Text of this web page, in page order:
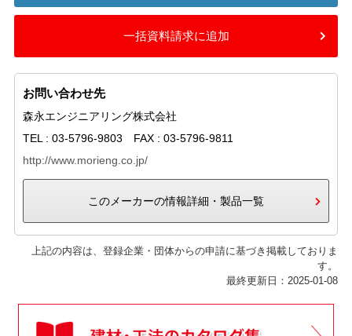
一括資料請求に追加
お問い合わせ先
森永エンジニアリング株式会社
TEL : 03-5796-9803 FAX : 03-5796-9811
http://www.morieng.co.jp/
このメーカーの情報詳細・製品一覧
上記の内容は、登録企業・団体からの申請に基づき掲載しておりま
す。
最終更新日：2025-01-08